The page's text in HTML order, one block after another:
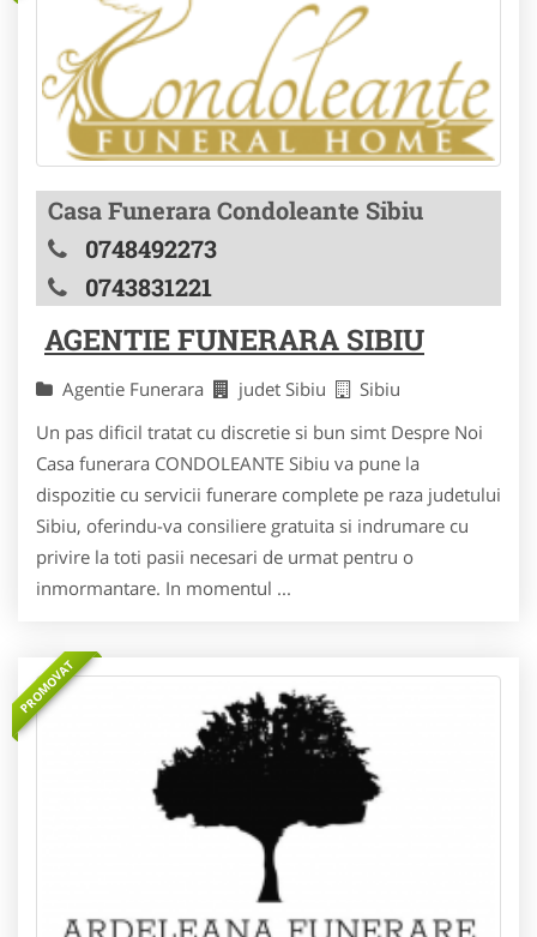
Casa Funerara Condoleante Sibiu
0748492273
0743831221
AGENTIE FUNERARA SIBIU
Agentie Funerara judet Sibiu
Sibiu
Un pas dificil tratat cu discretie si bun simt Despre Noi
Casa funerara CONDOLEANTE Sibiu va pune la
dispozitie cu servicii funerare complete pe raza judetului
Sibiu, oferindu-va consiliere gratuita si indrumare cu
privire la toti pasii necesari de urmat pentru o
inmormantare. In momentul ...
PROMOVAT